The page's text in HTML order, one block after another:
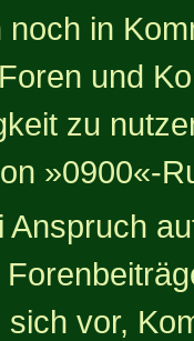
in
und
zu
»0900«-
vor,